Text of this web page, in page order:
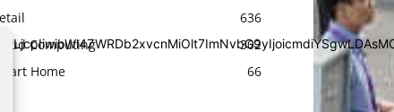
636
Cloud Computing
302
Smart Home
66